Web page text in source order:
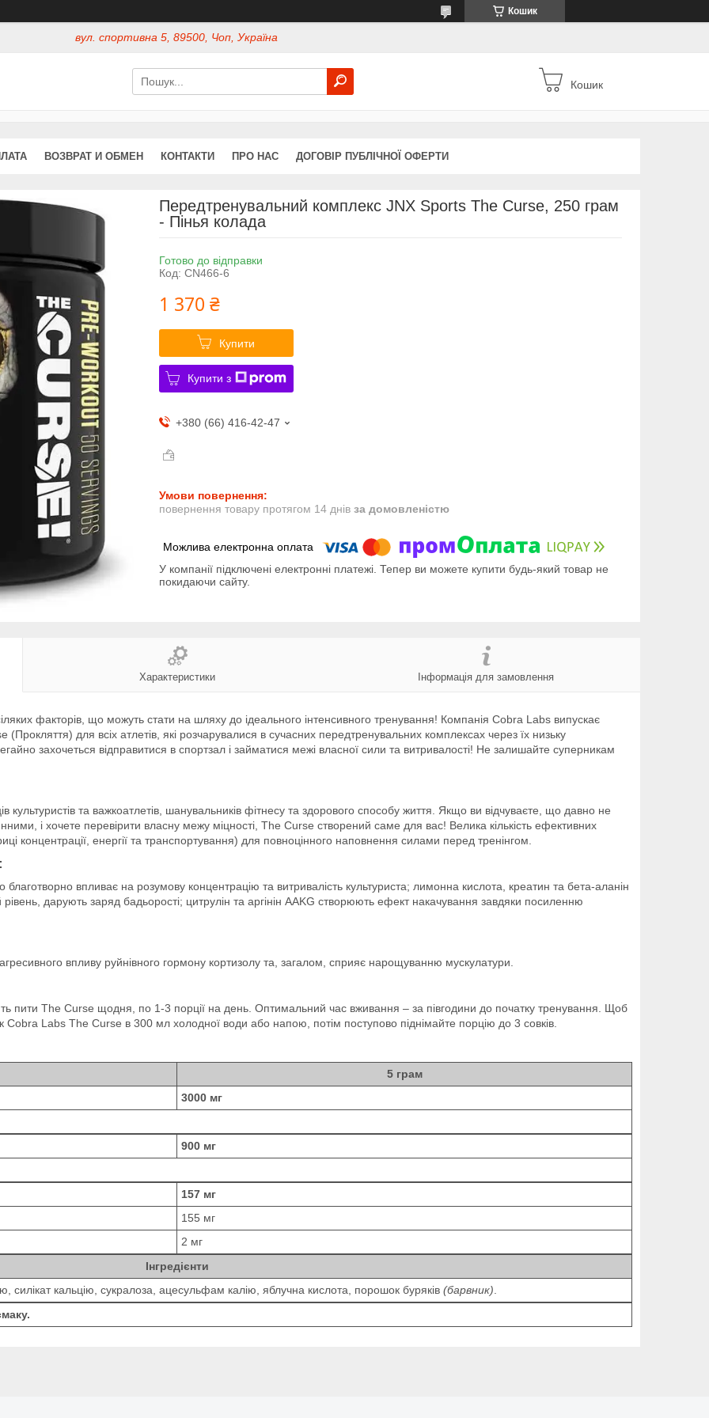
Кошик
вул. спортивна 5, 89500, Чоп, Україна
Кошик
ВОЗВРАТ И ОБМЕН КОНТАКТИ ПРО НАС ДОГОВІР ПУБЛІЧНОЇ ОФЕРТИ
Передтренувальний комплекс JNX Sports The Curse, 250 грам
- Пінья колада
Готово до відправки
Код: CN466-6
1 370 ₴
Купити
Купити з
+380 (66) 416-42-47
повернення товару протягом 14 днів за домовленістю
У компанії підключені електронні платежі. Тепер ви можете купити будь-який товар не
покидаючи сайту.
Характеристики Інформація для замовлення
факторів, що можуть стати на шляху до ідеального інтенсивного тренування! Компанія Cobra Labs випускає
для всіх атлетів, які розчарувалися в сучасних передтренувальних комплексах через їх низьку
захочеться відправитися в спортзал і займатися межі власної сили та витривалості! Не залишайте суперникам
культуристів та важкоатлетів, шанувальників фітнесу та здорового способу життя. Якщо ви відчуваєте, що давно не
і хочете перевірити власну межу міцності, The Curse створений саме для вас! Велика кількість ефективних
концентрації, енергії та транспортування) для повноцінного наповнення силами перед тренінгом.
впливає на розумову концентрацію та витривалість культуриста; лимонна кислота, креатин та бета-аланін
дарують заряд бадьорості; цитрулін та аргінін AAKG створюють ефект накачування завдяки посиленню
впливу руйнівного гормону кортизолу та, загалом, сприяє нарощуванню мускулатури.
пити The Curse щодня, по 1-3 порції на день. Оптимальний час вживання – за півгодини до початку тренування. Щоб
Cobra Labs The Curse в 300 мл холодної води або напою, потім поступово піднімайте порцію до 3 совків.
5 грам
3000 мг
900 мг
157 мг
155 мг
2 мг
Інгредієнти
силікат кальцію, сукралоза, ацесульфам калію, яблучна кислота, порошок буряків (барвник)